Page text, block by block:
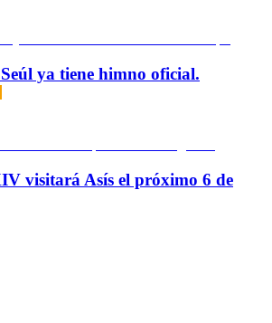
ya tiene himno oficial.
visitará Asís el próximo 6 de